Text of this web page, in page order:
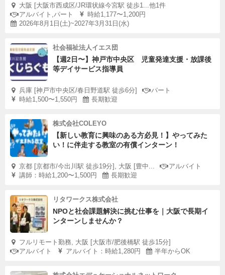
大阪 [大阪市西成区/JR環状線今宮駅 徒歩1...他1件
アルバイト,パート
時給1,177〜1,200円
2026年8月1日(土)~2027年3月31日(水)
社会福祉法人イエス団
【週2日〜】神戸市中央区 児童発達支援・放課後
等デイサービス指導員
兵庫 [神戸市中央区/春日野道駅 徒歩6分]
パート
時給1,500〜1,550円
長期歓迎
株式会社COLEYO
【新しい教育に興味のある方必見！】やってみた
い！に伴走する教室の有償インターン！
京都 [京都市/今出川駅 徒歩19分], 大阪 [豊中...
アルバイト
講師：時給1,200〜1,500円
長期歓迎
リタワークス株式会社
NPOと社会課題解決に挑む仕事を｜大阪で長期イ
ンターンしませんか？
フルリモート勤務, 大阪 [大阪市/肥後橋駅 徒歩15分]
アルバイト
アルバイト：時給1,280円 半年からOK